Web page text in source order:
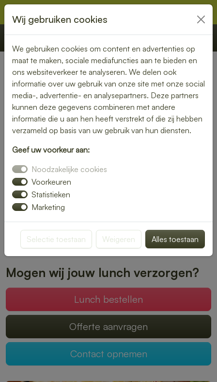
€ 0,00 Offerte Bestellen
Nederland» Wieringerwaard
Lunch bezorgen in
Wieringerwaard – vers en
snel bij jou thuis of op
kantoor
Geen tijd om zelf een lunch te maken? Laat je lunch
bezorgen in Wieringerwaard en geniet van verse, smaakvolle
gerechten. Of je nu kiest voor een rijk belegd broodje, een
frisse salade of een warme maaltijd – wij bezorgen het bij
jou op locatie.
Plaats je bestelling online en geniet zonder zorgen van een
Mogen wij jouw lunch verzorgen?
Lunch bestellen
Offerte aanvragen
Contact opnemen
Wij gebruiken cookies
We gebruiken cookies om content en advertenties op
maat te maken, sociale mediafuncties aan te bieden en
ons websiteverkeer te analyseren. We delen ook
informatie over uw gebruik van onze site met onze social
media-, advertentie- en analysepartners. Deze partners
kunnen deze gegevens combineren met andere
informatie die u aan hen heeft verstrekt of die zij hebben
verzameld op basis van uw gebruik van hun diensten.
Geef uw voorkeur aan:
Noodzakelijke cookies
Voorkeuren
Statistieken
Marketing
Selectie toestaan Weigeren Alles toestaan